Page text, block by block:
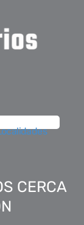
CERCA